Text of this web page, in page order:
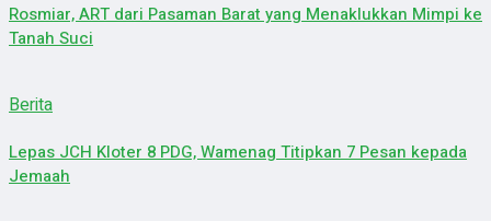
Rosmiar, ART dari Pasaman Barat yang Menaklukkan Mimpi ke
Tanah Suci
Berita
Lepas JCH Kloter 8 PDG, Wamenag Titipkan 7 Pesan kepada
Jemaah